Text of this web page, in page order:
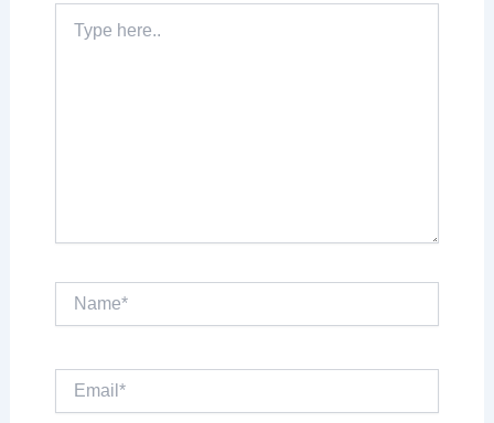
here..